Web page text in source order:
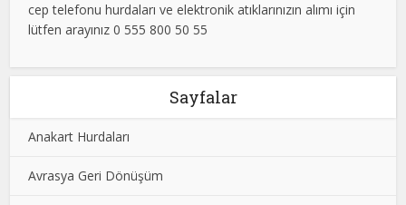
cep telefonu hurdaları ve elektronik atıklarınızın alımı için
lütfen arayınız 0 555 800 50 55
Sayfalar
Anakart Hurdaları
Avrasya Geri Dönüşüm